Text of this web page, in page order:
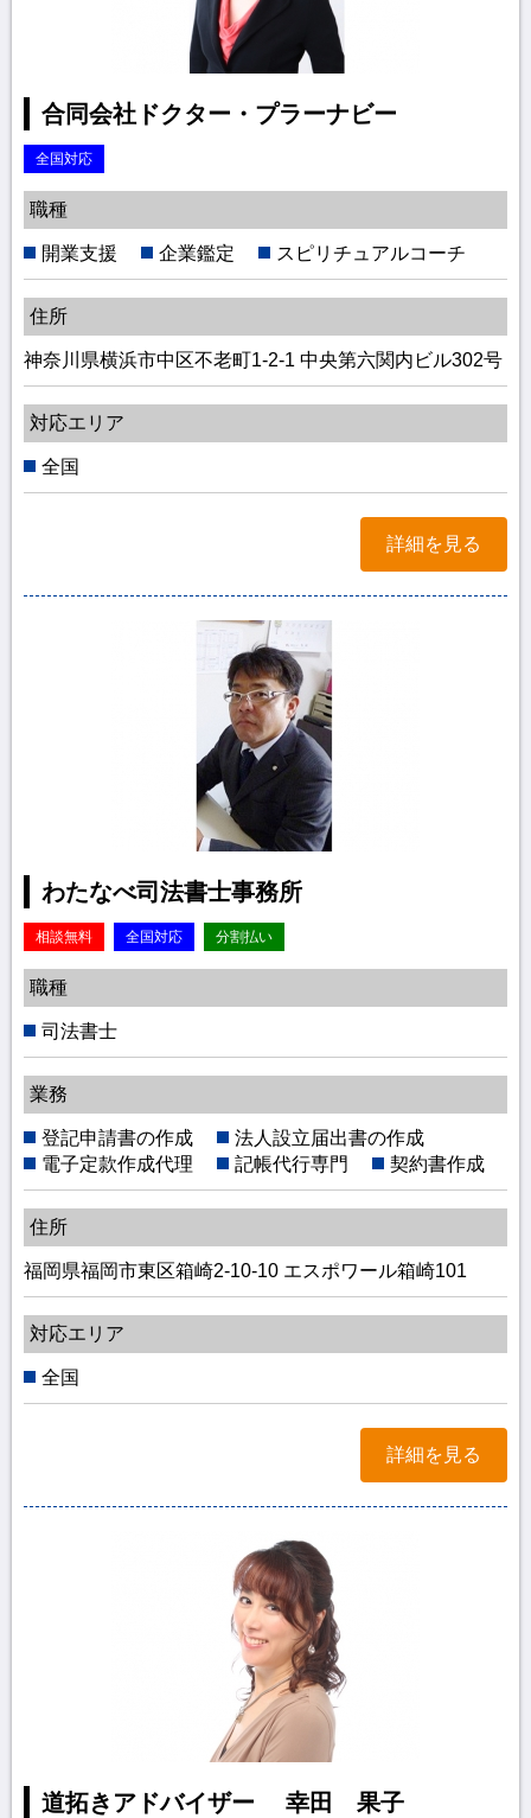
合同会社ドクター・プラーナビー
全国対応
職種
開業支援 企業鑑定 スピリチュアルコーチ
住所
神奈川県横浜市中区不老町1-2-1 中央第六関内ビル302号
対応エリア
全国
詳細を見る
わたなべ司法書士事務所
相談無料 全国対応 分割払い
職種
司法書士
業務
登記申請書の作成
法人設立届出書の作成
電子定款作成代理
記帳代行専門 契約書作成
住所
福岡県福岡市東区箱崎2-10-10 エスポワール箱崎101
対応エリア
全国
詳細を見る
道拓きアドバイザー 幸田 果子